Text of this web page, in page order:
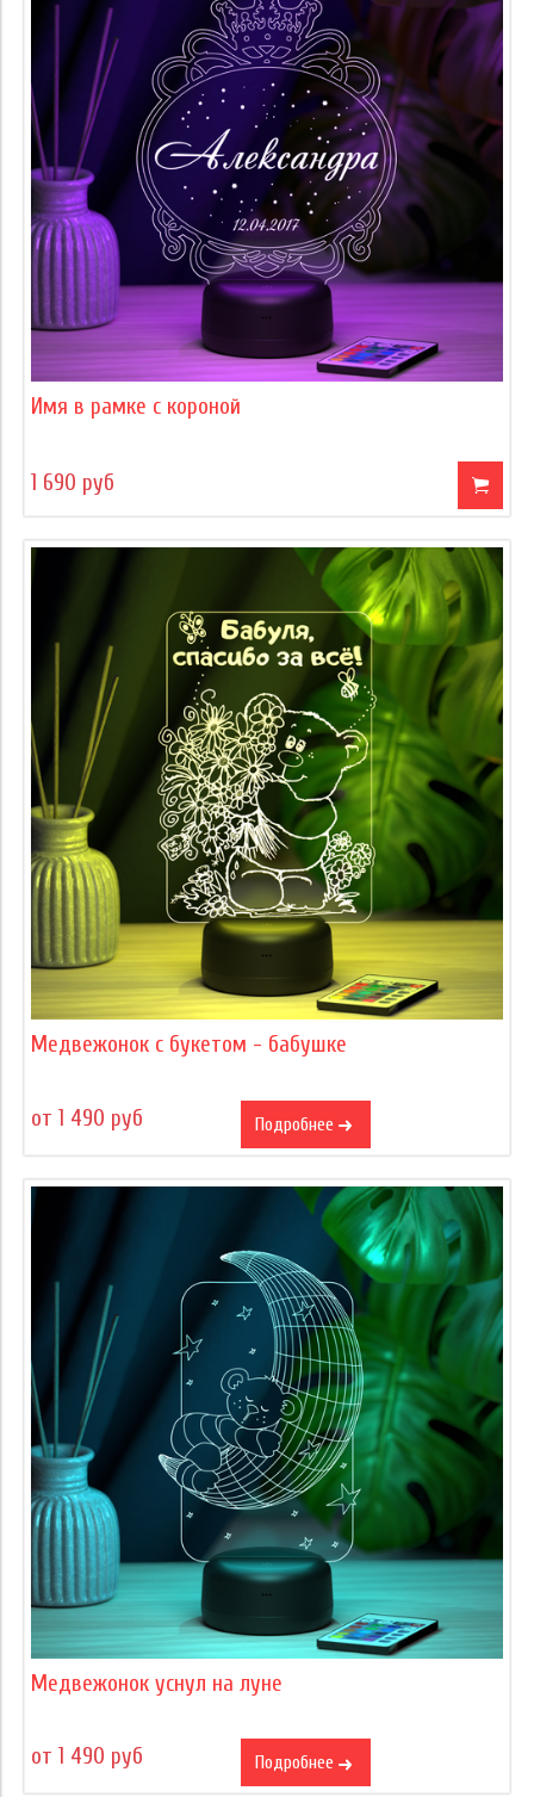
Имя в рамке с короной
1 690 руб
Медвежонок с букетом - бабушке
от 1 490 руб Подробнее
Медвежонок уснул на луне
от 1 490 руб Подробнее